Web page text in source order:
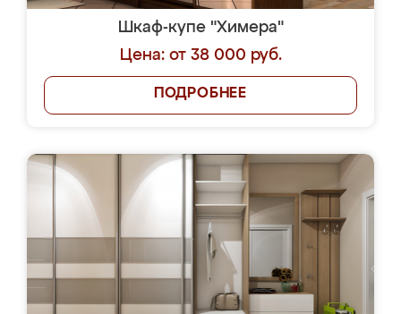
Шкаф-купе "Химера"
Цена: от 38 000 руб.
ПОДРОБНЕЕ